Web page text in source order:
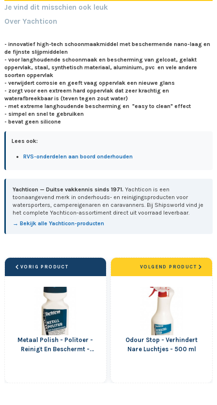
Je vind dit misschien ook leuk
Over Yachticon
- innovatief high-tech schoonmaakmiddel met beschermende nano-laag en
de fijnste slijpmiddelen
- voor langhoudende schoonmaak en bescherming van gelcoat, gelakt
oppervlak, staal, synthetisch materiaal, aluminium, pvc en vele andere
soorten oppervlak
- verwijdert corrosie en geeft vaag oppervlak een nieuwe glans
- zorgt voor een extreem hard oppervlak dat zeer krachtig en
waterafbreekbaar is (teven tegen zout water)
- met extreme langhoudende bescherming en "easy to clean" effect
- simpel en snel te gebruiken
- bevat geen silicone
Lees ook:
RVS-onderdelen aan boord onderhouden
Yachticon — Duitse vakkennis sinds 1971. Yachticon is een
toonaangevend merk in onderhouds- en reinigingsproducten voor
watersporters, campereigenaren en caravanners. Bij Shipsworld vind je
het complete Yachticon-assortiment direct uit voorraad leverbaar.
→ Bekijk alle Yachticon-producten
VORIG PRODUCT
Metaal Polish - Politoer -
Reinigt En Beschermt -
Odour Stop - Verhindert
Nare Luchtjes - 500 ml
VOLGEND PRODUCT